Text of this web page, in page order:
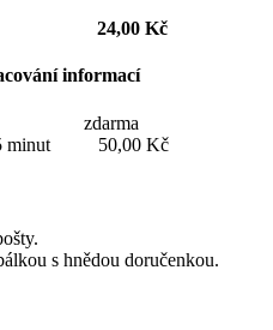
24,00 Kč
informací
zdarma
15 minut 50,00 Kč
s hnědou doručenkou.